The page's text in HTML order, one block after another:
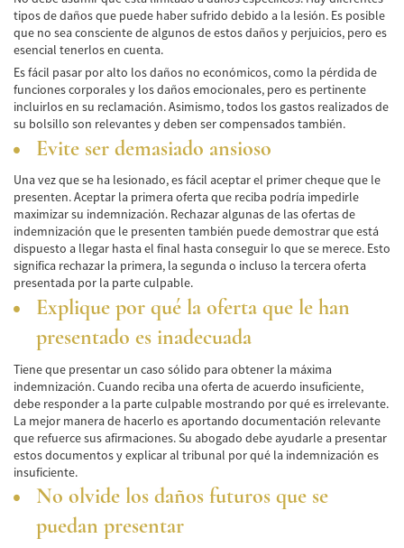
Winning Your Truck Accident Case
Wrongful Death
Building Your Case
How to File a Wrongful Death Claim
Statute of Limitations
Which Damages Can I Recover in a Wrongful
Death Claim?
TESTIMONIALS
FAQS
NEWS
tipos de daños que puede haber sufrido debido a la lesión. Es posible
que no sea consciente de algunos de estos daños y perjuicios, pero es
esencial tenerlos en cuenta.
Es fácil pasar por alto los daños no económicos, como la pérdida de
funciones corporales y los daños emocionales, pero es pertinente
incluirlos en su reclamación. Asimismo, todos los gastos realizados de
su bolsillo son relevantes y deben ser compensados también.
Evite ser demasiado ansioso
Una vez que se ha lesionado, es fácil aceptar el primer cheque que le
presenten. Aceptar la primera oferta que reciba podría impedirle
maximizar su indemnización. Rechazar algunas de las ofertas de
indemnización que le presenten también puede demostrar que está
dispuesto a llegar hasta el final hasta conseguir lo que se merece. Esto
significa rechazar la primera, la segunda o incluso la tercera oferta
presentada por la parte culpable.
Explique por qué la oferta que le han
presentado es inadecuada
Tiene que presentar un caso sólido para obtener la máxima
indemnización. Cuando reciba una oferta de acuerdo insuficiente,
debe responder a la parte culpable mostrando por qué es irrelevante.
La mejor manera de hacerlo es aportando documentación relevante
que refuerce sus afirmaciones. Su abogado debe ayudarle a presentar
estos documentos y explicar al tribunal por qué la indemnización es
insuficiente.
No olvide los daños futuros que se
puedan presentar